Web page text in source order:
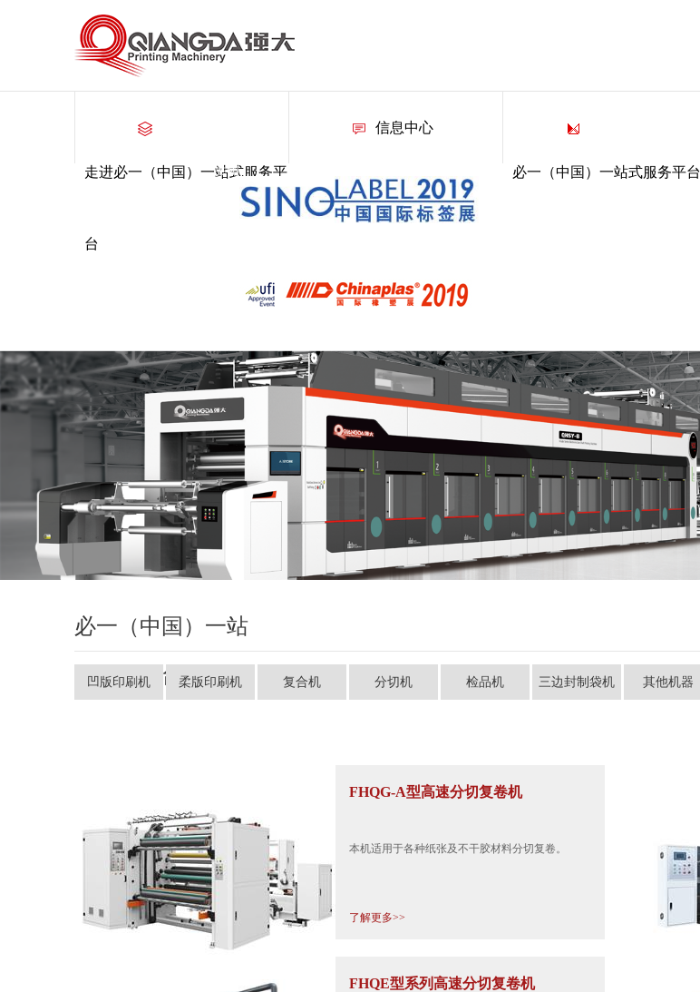
走进必一（中国）一站式服务平
台
信息中心
必一（中国）一站式服务平台
关闭
必一（中国）一站
式服务平台
凹版印刷机 柔版印刷机 复合机 分切机 检品机 三边封制袋机 其他机器
FHQG-A型高速分切复卷机
本机适用于各种纸张及不干胶材料分切复卷。
了解更多>>
FHQE型系列高速分切复卷机